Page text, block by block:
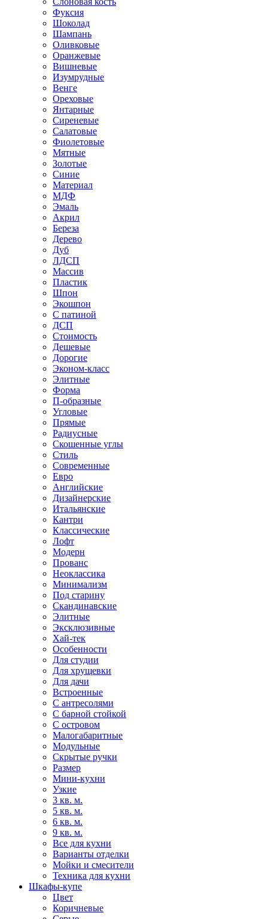
Фуксия
Шоколад
Шампань
Оливковые
Оранжевые
Вишневые
Изумрудные
Венге
Ореховые
Янтарные
Сиреневые
Салатовые
Фиолетовые
Мятные
Золотые
Синие
Материал
МДФ
Эмаль
Акрил
Береза
Дерево
Дуб
ЛДСП
Массив
Пластик
Шпон
Экошпон
С патиной
ДСП
Стоимость
Дешевые
Дорогие
Эконом-класс
Элитные
Форма
П-образные
Угловые
Прямые
Радиусные
Скошенные углы
Стиль
Современные
Евро
Английские
Дизайнерские
Итальянские
Кантри
Классические
Лофт
Модерн
Прованс
Неоклассика
Минимализм
Под старину
Скандинавские
Элитные
Эксклюзивные
Хай-тек
Особенности
Для студии
Для хрущевки
Для дачи
Встроенные
С антресолями
С барной стойкой
С островом
Малогабаритные
Модульные
Скрытые ручки
Размер
Мини-кухни
Узкие
3 кв. м.
5 кв. м.
6 кв. м.
9 кв. м.
Все для кухни
Варианты отделки
Мойки и смесители
Техника для кухни
Шкафы-купе
Цвет
Коричневые